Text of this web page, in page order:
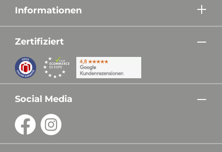
Informationen
Zertifiziert
Social Media